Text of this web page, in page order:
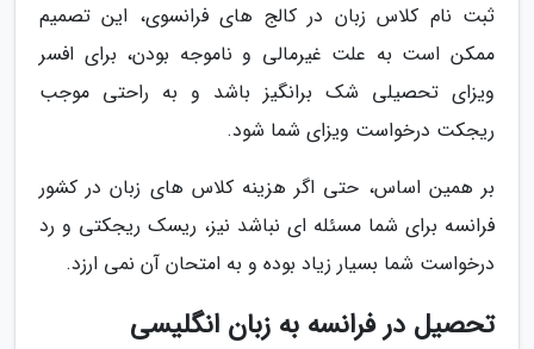
ثبت نام کلاس زبان در کالج های فرانسوی، این تصمیم
ممکن است به علت غیرمالی و ناموجه بودن، برای افسر
ویزای تحصیلی شک برانگیز باشد و به راحتی موجب
ریجکت درخواست ویزای شما شود.
بر همین اساس، حتی اگر هزینه کلاس های زبان در کشور
فرانسه برای شما مسئله ای نباشد نیز، ریسک ریجکتی و رد
درخواست شما بسیار زیاد بوده و به امتحان آن نمی ارزد.
تحصیل در فرانسه به زبان انگلیسی